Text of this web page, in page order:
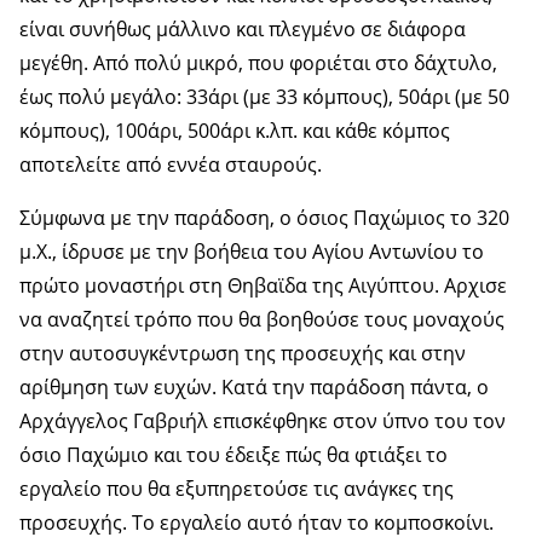
είναι συνήθως μάλλινο και πλεγμένο σε διάφορα
μεγέθη. Από πολύ μικρό, που φοριέται στο δάχτυλο,
έως πολύ μεγάλο: 33άρι (με 33 κόμπους), 50άρι (με 50
κόμπους), 100άρι, 500άρι κ.λπ. και κάθε κόμπος
αποτελείτε από εννέα σταυρούς.
Σύμφωνα με την παράδοση, ο όσιος Παχώμιος το 320
μ.Χ., ίδρυσε με την βοήθεια του Αγίου Αντωνίου το
πρώτο μοναστήρι στη Θηβαϊδα της Αιγύπτου. Αρχισε
να αναζητεί τρόπο που θα βοηθούσε τους μοναχούς
στην αυτοσυγκέντρωση της προσευχής και στην
αρίθμηση των ευχών. Κατά την παράδοση πάντα, ο
Αρχάγγελος Γαβριήλ επισκέφθηκε στον ύπνο του τον
όσιο Παχώμιο και του έδειξε πώς θα φτιάξει το
εργαλείο που θα εξυπηρετούσε τις ανάγκες της
προσευχής. Το εργαλείο αυτό ήταν το κομποσκοίνι.